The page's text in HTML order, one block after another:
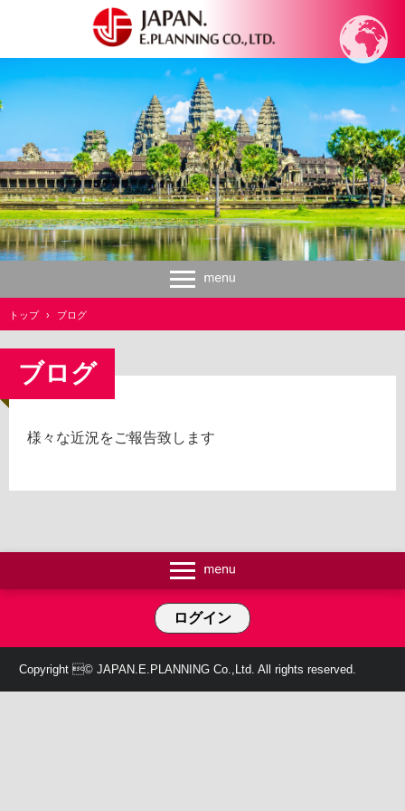
トップ › ブログ
ブログ
様々な近況をご報告致します
ログイン
Copyright © JAPAN.E.PLANNING Co.,Ltd. All rights reserved.